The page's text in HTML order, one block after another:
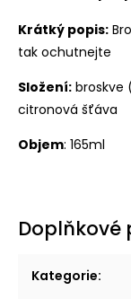
Krátký popis:
tak ochutnejte
Složení: broskve
citronová šťáva
Objem: 165ml
Kategorie: